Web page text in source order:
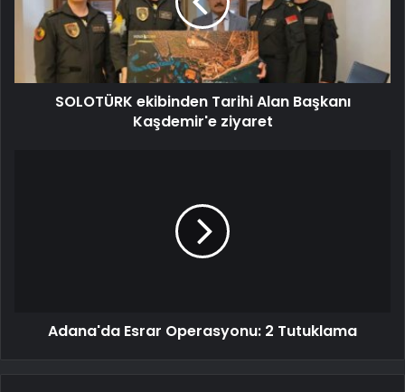
SOLOTÜRK ekibinden Tarihi Alan Başkanı
Kaşdemir'e ziyaret
Adana'da Esrar Operasyonu: 2 Tutuklama